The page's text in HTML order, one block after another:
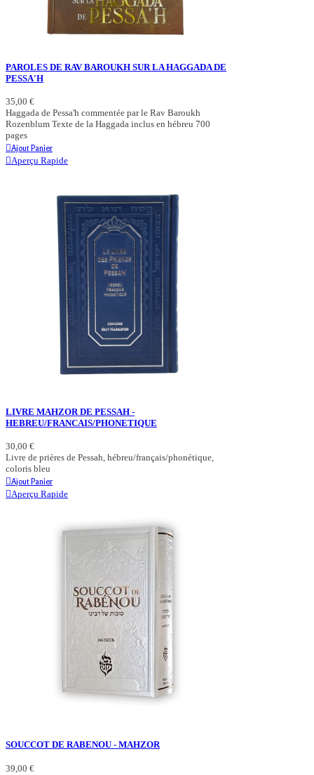
PAROLES DE RAV BAROUKH SUR LA HAGGADA DE
PESSA'H
35,00 €
Haggada de Pessa'h commentée par le Rav Baroukh
Rozenblum Texte de la Haggada inclus en hébreu 700
pages
Ajout Panier
Aperçu Rapide
LIVRE MAHZOR DE PESSAH -
HEBREU/FRANCAIS/PHONETIQUE
30,00 €
Livre de prières de Pessah, hébreu/français/phonétique,
coloris bleu
Ajout Panier
Aperçu Rapide
SOUCCOT DE RABENOU - MAHZOR
39,00 €